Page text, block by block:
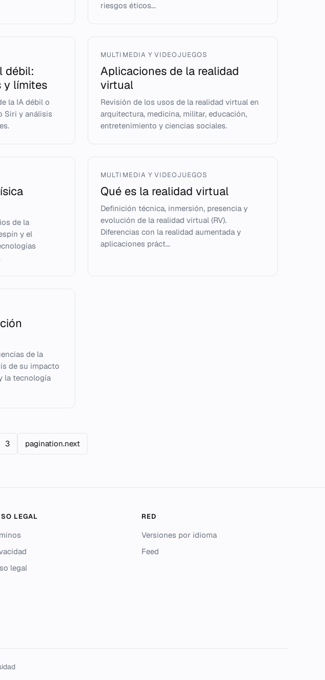
riesgos éticos...
débil:
y límites
la IA débil o
Siri y análisis
MULTIMEDIA Y VIDEOJUEGOS
Aplicaciones de la realidad
virtual
Revisión de los usos de la realidad virtual en
arquitectura, medicina, militar, educación,
entretenimiento y ciencias sociales.
de la
y el
MULTIMEDIA Y VIDEOJUEGOS
Qué es la realidad virtual
Definición técnica, inmersión, presencia y
evolución de la realidad virtual (RV).
Diferencias con la realidad aumentada y
aplicaciones práct...
de la
de su impacto
la tecnología
3 pagination.next
LEGAL
legal
RED
Versiones por idioma
Feed